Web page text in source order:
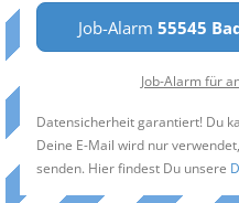
Job-Alarm 55545
Job-Alarm für
Datensicherheit garantiert! Du
Deine E-Mail wird nur
senden. Hier findest Du unsere